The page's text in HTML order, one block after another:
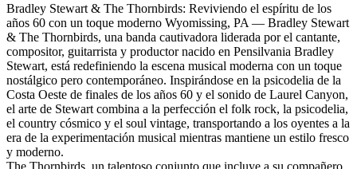
Bradley Stewart & The Thornbirds: Reviviendo el espíritu de los
años 60 con un toque moderno Wyomissing, PA — Bradley Stewart
& The Thornbirds, una banda cautivadora liderada por el cantante,
compositor, guitarrista y productor nacido en Pensilvania Bradley
Stewart, está redefiniendo la escena musical moderna con un toque
nostálgico pero contemporáneo. Inspirándose en la psicodelia de la
Costa Oeste de finales de los años 60 y el sonido de Laurel Canyon,
el arte de Stewart combina a la perfección el folk rock, la psicodelia,
el country cósmico y el soul vintage, transportando a los oyentes a la
era de la experimentación musical mientras mantiene un estilo fresco
y moderno.
The Thornbirds, un talentoso conjunto que incluye a su compañero